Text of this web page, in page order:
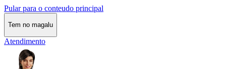
Pular para o conteudo principal
Tem no magalu
Atendimento